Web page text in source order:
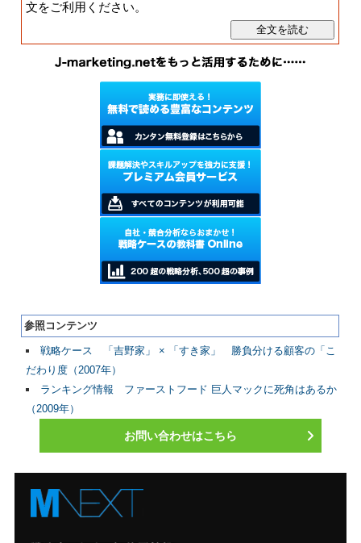
文をご利用ください。
参照コンテンツ
戦略ケース 「吉野家」 × 「すき家」 勝負分ける顧客の「こ
だわり度（2007年）
ランキング情報 ファーストフード 巨人マックに死角はあるか
（2009年）
お問い合わせはこちら